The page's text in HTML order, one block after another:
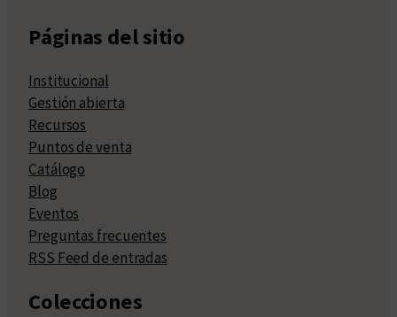
Páginas del sitio
Institucional
Gestión abierta
Recursos
Puntos de venta
Catálogo
Blog
Eventos
Preguntas frecuentes
RSS Feed de entradas
Colecciones